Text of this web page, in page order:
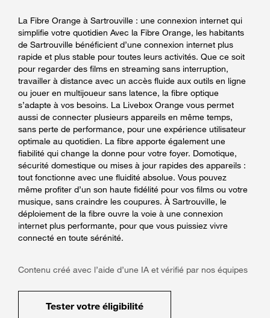
La Fibre Orange à Sartrouville : une connexion internet qui
simplifie votre quotidien Avec la Fibre Orange, les habitants
de Sartrouville bénéficient d’une connexion internet plus
rapide et plus stable pour toutes leurs activités. Que ce soit
pour regarder des films en streaming sans interruption,
travailler à distance avec un accès fluide aux outils en ligne
ou jouer en multijoueur sans latence, la fibre optique
s’adapte à vos besoins. La Livebox Orange vous permet
aussi de connecter plusieurs appareils en même temps,
sans perte de performance, pour une expérience utilisateur
optimale au quotidien. La fibre apporte également une
fiabilité qui change la donne pour votre foyer. Domotique,
sécurité domestique ou mises à jour rapides des appareils :
tout fonctionne avec une fluidité absolue. Vous pouvez
même profiter d’un son haute fidélité pour vos films ou votre
musique, sans craindre les coupures. À Sartrouville, le
déploiement de la fibre ouvre la voie à une connexion
internet plus performante, pour que vous puissiez vivre
connecté en toute sérénité.
Contenu créé avec l’aide d’une IA et vérifié par nos équipes
Tester votre éligibilité